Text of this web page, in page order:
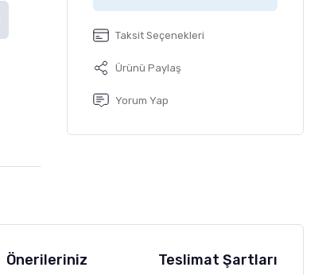
Taksit Seçenekleri
Ürünü Paylaş
Yorum Yap
Önerileriniz Teslimat Şartları